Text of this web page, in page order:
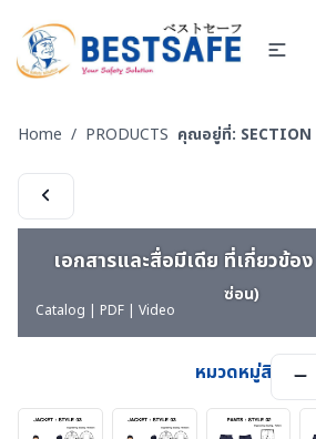
Home / PRODUCTS คุณอยู่ที่: SECTION 23 UNIFORM SUIT WORKSHOP
เอกสารและสื่อมีเดีย ที่เกี่ยวข้อง
ซ่อน)
Catalog | PDF | Video
หมวดหมู่สินค้า